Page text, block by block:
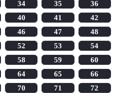
34 35
36
40 41
42
46 47
48
52 53
54
58 59
60
64 65
66
70 71
72